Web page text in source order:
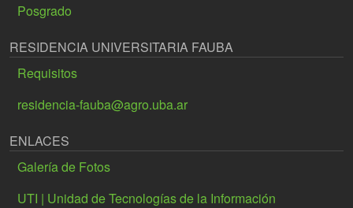
Posgrado
RESIDENCIA UNIVERSITARIA FAUBA
Requisitos
residencia-fauba@agro.uba.ar
ENLACES
Galería de Fotos
UTI | Unidad de Tecnologías de la Información